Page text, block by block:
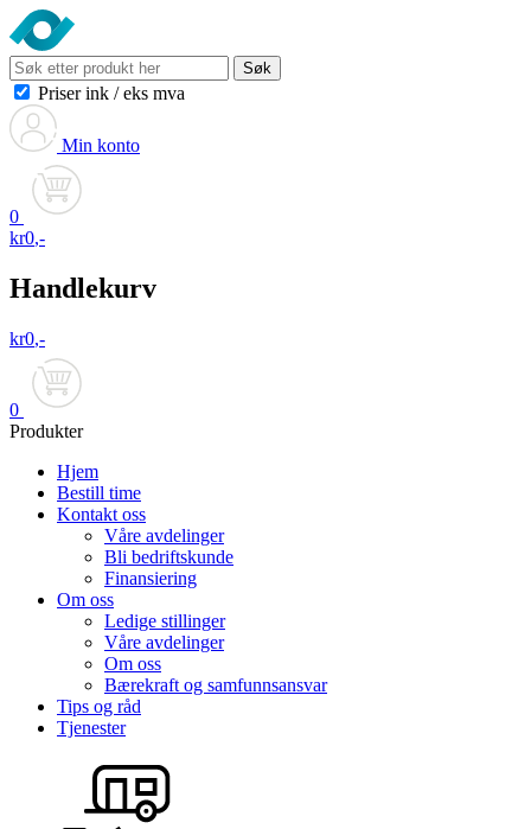
Søk
Priser ink / eks mva
Min konto
0
kr0,-
Handlekurv
kr0,-
0
Produkter
Hjem
Bestill time
Kontakt oss
Våre avdelinger
Bli bedriftskunde
Finansiering
Om oss
Ledige stillinger
Våre avdelinger
Om oss
Bærekraft og samfunnsansvar
Tips og råd
Tjenester